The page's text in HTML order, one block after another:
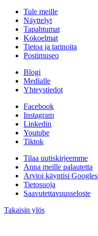
Tule meille
Näyttelyt
Tapahtumat
Kokoelmat
Tietoa ja tarinoita
Postimuseo
Blogi
Medialle
Yhteystiedot
Facebook
Instagram
Linkedin
Youtube
Tiktok
Tilaa uutiskirjeemme
Anna meille palautetta
Arvioi käyntisi
Tietosuoja
Saavutettavuusseloste
Takaisin ylös